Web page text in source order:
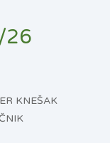
26
KNEŠAK